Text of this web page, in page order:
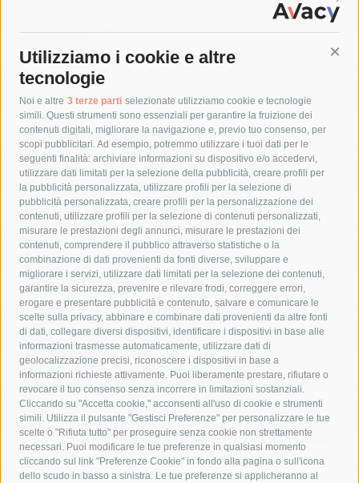
Utilizziamo i cookie e altre
tecnologie
Noi e altre 3 terze parti selezionate utilizziamo cookie e tecnologie
simili. Questi strumenti sono essenziali per garantire la fruizione dei
contenuti digitali, migliorare la navigazione e, previo tuo consenso, per
scopi pubblicitari. Ad esempio, potremmo utilizzare i tuoi dati per le
seguenti finalità: archiviare informazioni su dispositivo e/o accedervi,
utilizzare dati limitati per la selezione della pubblicità, creare profili per
la pubblicità personalizzata, utilizzare profili per la selezione di
pubblicità personalizzata, creare profili per la personalizzazione dei
contenuti, utilizzare profili per la selezione di contenuti personalizzati,
misurare le prestazioni degli annunci, misurare le prestazioni dei
contenuti, comprendere il pubblico attraverso statistiche o la
combinazione di dati provenienti da fonti diverse, sviluppare e
migliorare i servizi, utilizzare dati limitati per la selezione dei contenuti,
garantire la sicurezza, prevenire e rilevare frodi, correggere errori,
erogare e presentare pubblicità e contenuto, salvare e comunicare le
scelte sulla privacy, abbinare e combinare dati provenienti da altre fonti
di dati, collegare diversi dispositivi, identificare i dispositivi in base alle
informazioni trasmesse automaticamente, utilizzare dati di
geolocalizzazione precisi, riconoscere i dispositivi in base a
informazioni richieste attivamente. Puoi liberamente prestare, rifiutare o
revocare il tuo consenso senza incorrere in limitazioni sostanziali.
Cliccando su "Accetta cookie," acconsenti all'uso di cookie e strumenti
simili. Utilizza il pulsante "Gestisci Preferenze" per personalizzare le tue
scelte o "Rifiuta tutto" per proseguire senza cookie non strettamente
necessari. Puoi modificare le tue preferenze in qualsiasi momento
cliccando sul link "Preferenze Cookie" in fondo alla pagina o sull'icona
dello scudo in basso a sinistra. Le tue preferenze si applicheranno al
Domani e sabato interrotta la linea Eav
Napoli-Sorrento
Tag
acqua allerta meteo
anas
area marina protetta di punta campanella
arresto
Asl Napoli 3 sud
capitaneria di porto capri
carabinieri
castellammare di stabia
circumvesuviana
comune di sorrento
concerto
contagi
costiera amalfitana
covid-19 eav
elezioni
fondazione sorrento
gori guardia costiera
incidente
lavori
lorenzo balducelli mare
massa lubrense
massimo coppola
Meta napoli
ordinanza
penisola sorrentina
piano di sorrento
polizia municipale
protezione civile
Regione Campania
sant'agnello
sindaco cuomo
sorrento studenti temporali
treni
turismo
Vico Equense villa fiorentino vincenzo de luca